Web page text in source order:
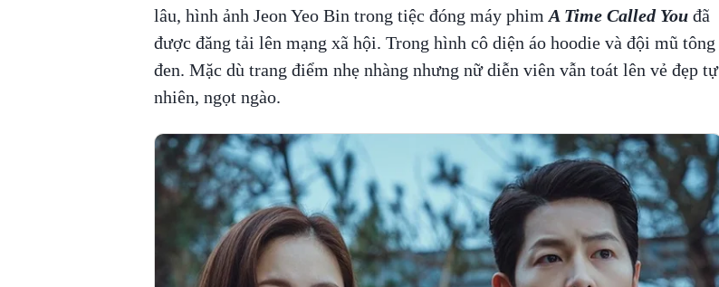
lâu, hình ảnh Jeon Yeo Bin trong tiệc đóng máy phim A Time Called Youđã
được đăng tải lên mạng xã hội. Trong hình cô diện áo hoodie và đội mũ tông
đen. Mặc dù trang điểm nhẹ nhàng nhưng nữ diễn viên vẫn toát lên vẻ đẹp tự
nhiên, ngọt ngào.